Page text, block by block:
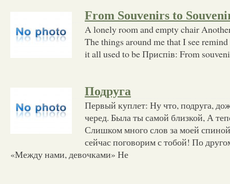
From Souvenirs to
A lonely room and empty chair
The things around me that I see
it all used to be Приспів: From
Подруга
Первый куплет: Ну что, подруга,
черед. Была ты самой близкой, А
Слишком много слов за моей
сейчас поговорим с тобой! По
«Между нами, девочками» Не